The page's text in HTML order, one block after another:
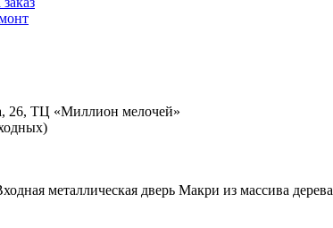
26, ТЦ «Миллион мелочей»
металлическая дверь Макри из массива дерева